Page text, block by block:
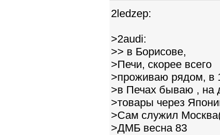
2ledzep:
>2audi:
>> в Борисове,
>Печи, скорее всего
>проживаю рядом, в
>в Печах бываю , на
>товары через
>Сам служил
>ДМБ весна 83